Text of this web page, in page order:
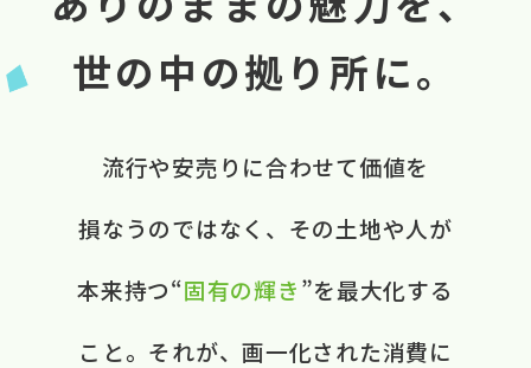
世の中の拠り所に。
流行や​安売りに​合わせて​価値を​
損なうのではなく、​ ​その​土地や​人が​
本来​持つ“固有の​輝き”を​最大化する​
こと。​ それが、​画一化された​消費に​